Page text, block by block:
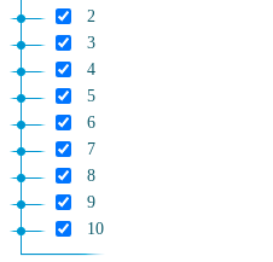
2
3
4
5
6
7
8
9
10